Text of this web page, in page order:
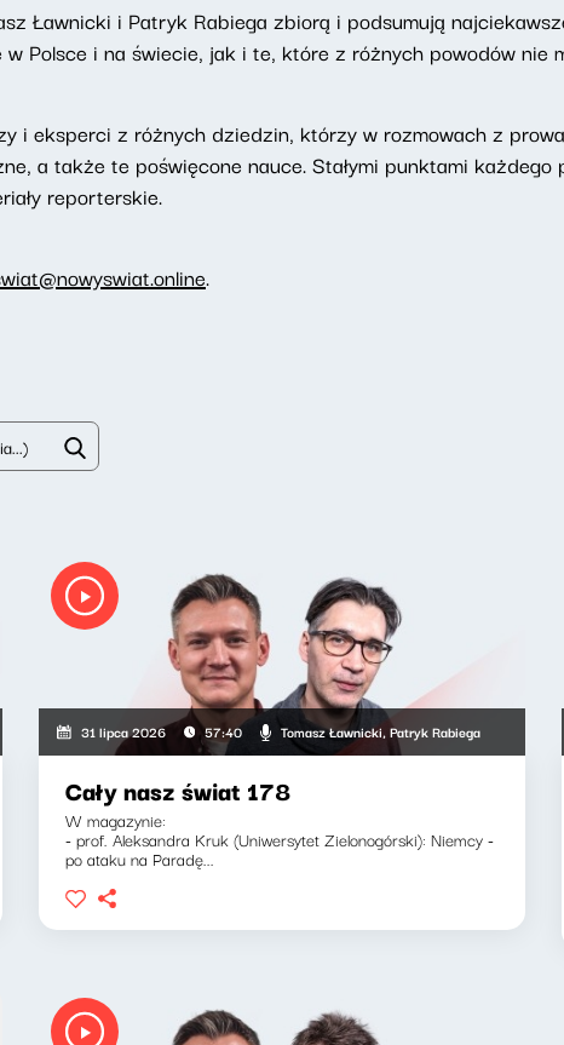
Ławnicki i Patryk Rabiega zbiorą i podsumują
Polsce i na świecie, jak i te, które z różnych powodów nie
i eksperci z różnych dziedzin, którzy w rozmowach z
a także te poświęcone nauce. Stałymi punktami każdego
reporterskie.
.
31 lipca 2026 57:40 Tomasz Ławnicki, Patryk Rabiega
Cały nasz świat 178
W magazynie:
- prof. Aleksandra Kruk (Uniwersytet Zielonogórski): Niemcy -
po ataku na Paradę...